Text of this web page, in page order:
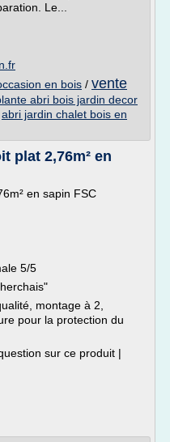
Le...
en bois / vente
abri bois jardin decor
abri jardin chalet bois en
plat 2,76m² en
en sapin FSC
5/5
montage à 2,
pour la protection du
sur ce produit |